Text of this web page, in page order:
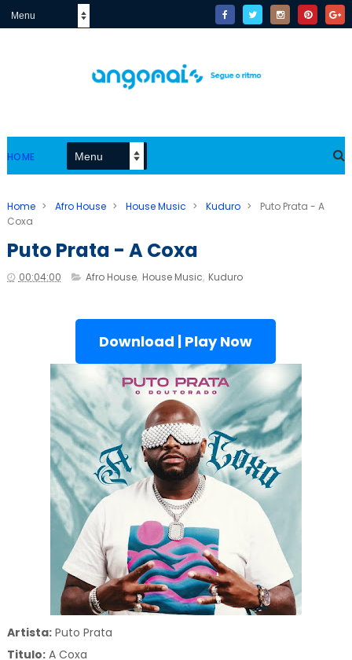
HOME
Home > Afro House > House Music > Kuduro >
Puto Prata - A
Coxa
Puto Prata - A Coxa
00:04:00 Afro House, House Music, Kuduro
Download | Play Now
Artista:Puto Prata
Titulo:A Coxa